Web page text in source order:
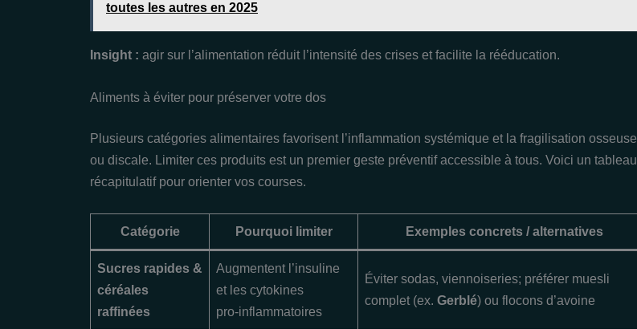
toutes les autres en 2025
Insight : agir sur l’alimentation réduit l’intensité des crises et facilite la rééducation.
Aliments à éviter pour préserver votre dos
Plusieurs catégories alimentaires favorisent l’inflammation systémique et la fragilisation osseuse
ou discale. Limiter ces produits est un premier geste préventif accessible à tous. Voici un tableau
récapitulatif pour orienter vos courses.
Catégorie Pourquoi limiter Exemples concrets / alternatives
Sucres rapides &
céréales
raffinées
Augmentent l’insuline
et les cytokines
pro‑inflammatoires
Éviter sodas, viennoiseries; préférer muesli
complet (ex. Gerblé) ou flocons d’avoine